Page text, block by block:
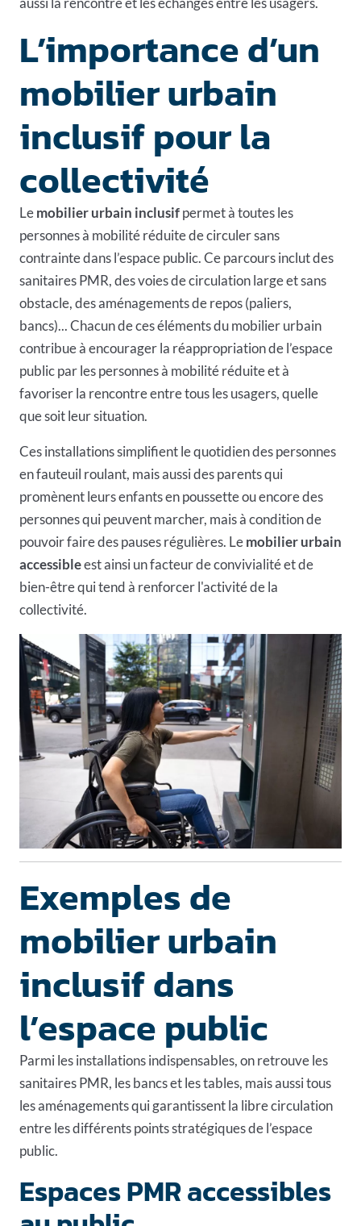
L’importance d’un
mobilier urbain
inclusif pour la
collectivité
Lemobilier urbain inclusifpermet à toutes les
personnes à mobilité réduite de circuler sans
contrainte dans l’espace public. Ce parcours inclut des
sanitaires PMR, des voies de circulation large et sans
obstacle, des aménagements de repos (paliers,
bancs)... Chacun de ces éléments du mobilier urbain
contribue à encourager la réappropriation de l’espace
public par les personnes à mobilité réduite et à
favoriser la rencontre entre tous les usagers, quelle
que soit leur situation.
Ces installations simplifient le quotidien des personnes
en fauteuil roulant, mais aussi des parents qui
promènent leurs enfants en poussette ou encore des
personnes qui peuvent marcher, mais à condition de
pouvoir faire des pauses régulières. Lemobilier urbain
accessibleest ainsi un facteur de convivialité et de
bien-être qui tend à renforcer l'activité de la
collectivité.
Exemples de
mobilier urbain
inclusif dans
l’espace public
Parmi les installations indispensables, on retrouve les
sanitaires PMR, les bancs et les tables, mais aussi tous
les aménagements qui garantissent la libre circulation
entre les différents points stratégiques de l’espace
public.
Espaces PMR accessibles